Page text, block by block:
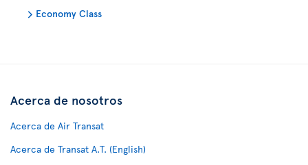
Economy Class
Acerca de nosotros
Acerca de Air Transat
Acerca de Transat A.T. (English)